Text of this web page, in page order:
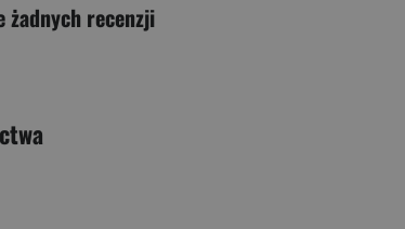
żadnych recenzji